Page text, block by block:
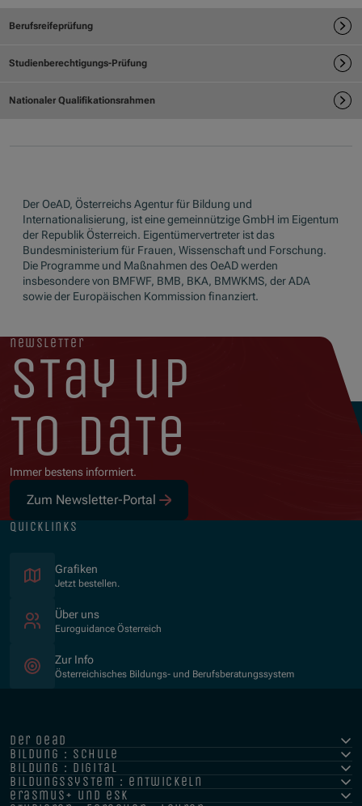
Der OeAD, Österreichs Agentur für Bildung und
Internationalisierung, ist eine gemeinnützige GmbH im Eigentum
der Republik Österreich. Eigentümervertreter ist das
Bundesministerium für Frauen, Wissenschaft und Forschung.
Die Programme und Maßnahmen des OeAD werden
insbesondere von BMFWF, BMB, BKA, BMWKMS, der ADA
sowie der Europäischen Kommission finanziert.
newsletter
stay up
to date
Immer bestens informiert.
Zum Newsletter-Portal
quicklinks
Grafiken
Jetzt bestellen.
Über uns
Euroguidance Österreich
Zur Info
Österreichisches Bildungs- und Berufsberatungssystem
der oead
bildung : schule
bildung : digital
bildungssystem : entwickeln
erasmus+ und esk